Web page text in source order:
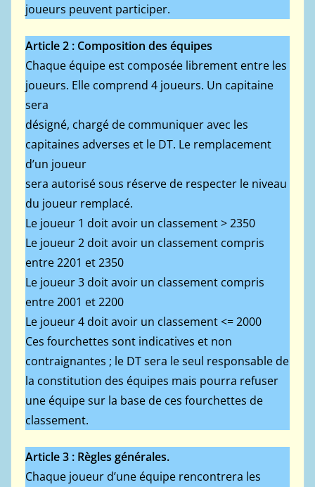
joueurs peuvent participer.
Article 2 : Composition des équipes
Chaque équipe est composée librement entre les
joueurs. Elle comprend 4 joueurs. Un capitaine
sera
désigné, chargé de communiquer avec les
capitaines adverses et le DT. Le remplacement
d’un joueur
sera autorisé sous réserve de respecter le niveau
du joueur remplacé.
Le joueur 1 doit avoir un classement > 2350
Le joueur 2 doit avoir un classement compris
entre 2201 et 2350
Le joueur 3 doit avoir un classement compris
entre 2001 et 2200
Le joueur 4 doit avoir un classement <= 2000
Ces fourchettes sont indicatives et non
contraignantes ; le DT sera le seul responsable de
la constitution des équipes mais pourra refuser
une équipe sur la base de ces fourchettes de
classement.
Article 3 : Règles générales.
Chaque joueur d’une équipe rencontrera les